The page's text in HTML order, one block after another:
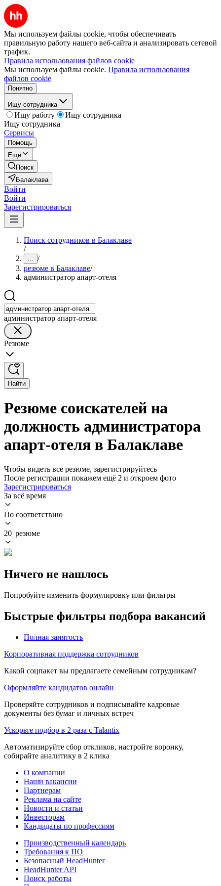
Мы используем файлы cookie, чтобы обеспечивать
правильную работу нашего веб-сайта и анализировать сетевой
трафик.
Правила использования файлов cookie
Мы используем файлы cookie. Правила использования
файлов cookie
Понятно
Ищу сотрудника
Ищу работу
Ищу сотрудника
Ищу сотрудника
Сервисы
Помощь
Ещё
Поиск
Балаклава
Войти
Войти
Зарегистрироваться
Поиск сотрудников в Балаклаве
/
... /
резюме в Балаклаве/
администратор апарт-отеля
администратор апарт-отеля
Резюме
Найти
Резюме соискателей на
должность администратора
апарт-отеля в Балаклаве
Чтобы видеть все резюме, зарегистрируйтесь
После регистрации покажем ещё 2 и откроем фото
Зарегистрироваться
За всё время
По соответствию
20 резюме
Ничего не нашлось
Попробуйте изменить формулировку или фильтры
Быстрые фильтры подбора вакансий
Полная занятость
Корпоративная поддержка сотрудников
Какой соцпакет вы предлагаете семейным сотрудникам?
Оформляйте кандидатов онлайн
Проверяйте сотрудников и подписывайте кадровые
документы без бумаг и личных встреч
Ускорьте подбор в 2 раза с Talantix
Автоматизируйте сбор откликов, настройте воронку,
собирайте аналитику в 2 клика
О компании
Наши вакансии
Партнерам
Реклама на сайте
Новости и статьи
Инвесторам
Кандидаты по профессиям
Производственный календарь
Требования к ПО
Безопасный HeadHunter
HeadHunter API
Поиск работы